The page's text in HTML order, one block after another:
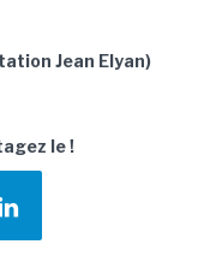
Jean Elyan)
le !